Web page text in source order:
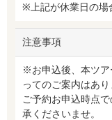
※上記が休業日の場
注意事項
※お申込後、本ツア
ってのご案内はあり
ご予約お申込時点
承くださいませ。